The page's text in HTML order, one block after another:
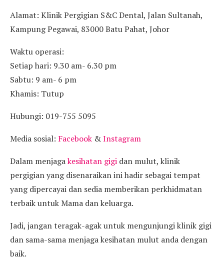
Alamat: Klinik Pergigian S&C Dental, Jalan Sultanah,
Kampung Pegawai, 83000 Batu Pahat, Johor
Waktu operasi:
Setiap hari: 9.30 am- 6.30 pm
Sabtu: 9 am- 6 pm
Khamis: Tutup
Hubungi: 019-755 5095
Media sosial: Facebook &Instagram
Dalam menjagakesihatan gigi dan mulut, klinik
pergigian yang disenaraikan ini hadir sebagai tempat
yang dipercayai dan sedia memberikan perkhidmatan
terbaik untuk Mama dan keluarga.
Jadi, jangan teragak-agak untuk mengunjungi klinik gigi
dan sama-sama menjaga kesihatan mulut anda dengan
baik.